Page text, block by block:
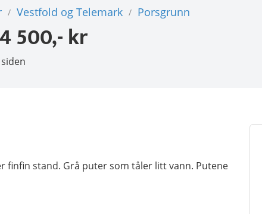
/ Vestfold og Telemark / Porsgrunn
4 500,- kr
finfin stand. Grå puter som tåler litt vann. Putene